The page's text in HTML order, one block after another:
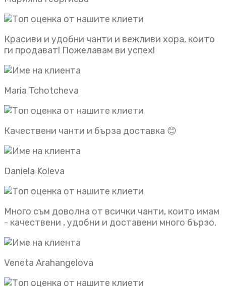
Красиви и удобни чанти и вежливи хора, които
ги продават! Пожелавам ви успех!
Maria Tchotcheva
Качествени чанти и бърза доставка 😊
Daniela Koleva
Много съм доволна от всички чанти, които имам
- качествени , удобни и доставени много бързо.
Veneta Arahangelova